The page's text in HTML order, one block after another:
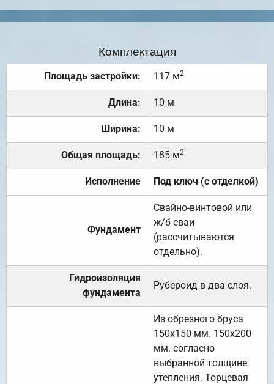
Комплектация
Площадь застройки: 117 м2
Длина: 10 м
Ширина: 10 м
Общая площадь: 185 м2
Исполнение Под ключ (с отделкой)
Фундамент
Свайно-винтовой или
ж/б сваи
(рассчитываются
отдельно).
Гидроизоляция
фундамента
Рубероид в два слоя.
Из обрезного бруса
150х150 мм. 150х200
мм. согласно
выбранной толщине
утепления. Торцевая